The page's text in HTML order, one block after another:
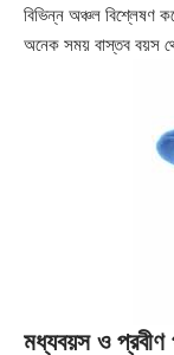
বিভিন্ন অঞ্চল বিশ্লেষণ
অনেক সময় বাস্তব বয়স
মধ্যবয়স ও